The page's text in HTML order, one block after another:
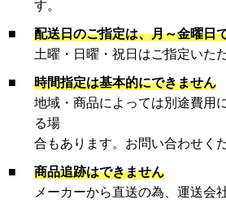
す。
■
配送日のご指定は、月～金曜日
土曜・日曜・祝日はご指定いた
■
時間指定は基本的にできません
地域・商品によっては別途費用
る場
合もあります。お問い合わせく
■
商品追跡はできません
メーカーから直送の為、運送会